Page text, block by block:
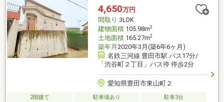
豊田小坂町店 徒歩約5分■■【ご内覧・ご来店 ご希望のお客様
へ】■■ご来店・ご案内可能です！ご希望のお日にちをお気軽にご
連絡ください♪
4,650万円
間取り 3LDK
建物面積105.98m2
土地面積165.27m2
築年月 2020年3月(築6年6ヶ月)
名鉄三河線 豊田市駅 バス17分/
「渋谷町２丁目」バス停 停歩2分
愛知県豊田市東山町２
2階建て 駐車場あり
駐車3台